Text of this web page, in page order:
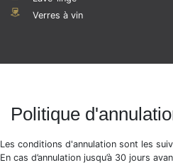
avec un supplément.
Pack Lit parapluie (sans
Chef à domicile : devis
bain + 1 tapis de bain) 25€
Chauffeur privé aéroport :
Verres à vin
Politique
Les conditions d'annulation sont les
En cas d’annulation jusqu’à 30 jours